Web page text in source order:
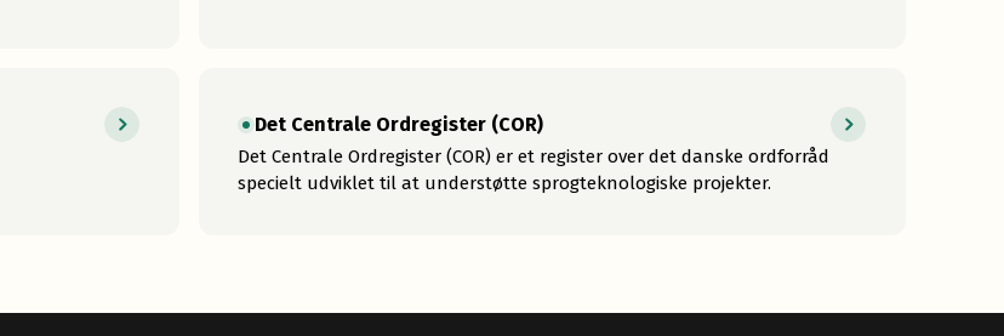
Det Centrale Ordregister (COR)
Det Centrale Ordregister (COR) er et register over det danske ordforråd
specielt udviklet til at understøtte sprogteknologiske projekter.